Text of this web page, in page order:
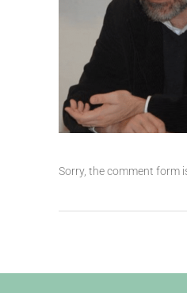
Sorry, the comment form